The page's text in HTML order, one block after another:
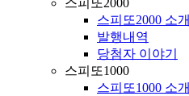
스피또2000
스피또2000 소개
발행내역
당첨자 이야기
스피또1000
스피또1000 소개